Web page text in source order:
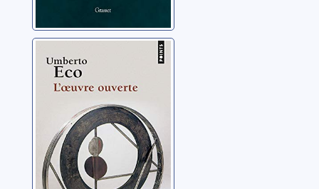
L'oeuvre ouverte
Eco, Umberto